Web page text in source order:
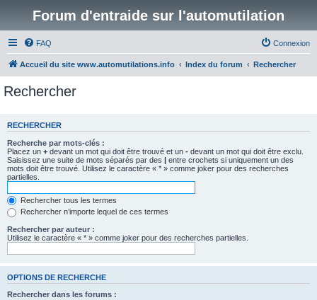
Forum d'entraide sur l'automutilation
FAQ Connexion
Accueil du site www.automutilations.info Index du forum Rechercher
Rechercher
RECHERCHER
Recherche par mots-clés :
Placez un + devant un mot qui doit être trouvé et un - devant un mot qui doit être exclu.
Saisissez une suite de mots séparés par des | entre crochets si uniquement un des
mots doit être trouvé. Utilisez le caractère « * » comme joker pour des recherches
partielles.
Rechercher tous les termes
Rechercher n’importe lequel de ces termes
Rechercher par auteur :
Utilisez le caractère « * » comme joker pour des recherches partielles.
OPTIONS DE RECHERCHE
Rechercher dans les forums :